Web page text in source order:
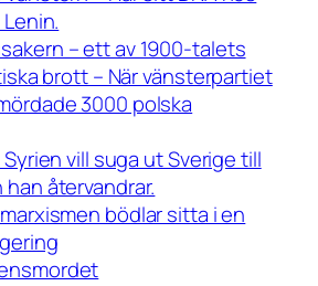
– ett av 1900-talets
brott – När vänsterpartiet
3000 polska
vill suga ut Sverige till
han återvandrar.
bödlar sitta i en